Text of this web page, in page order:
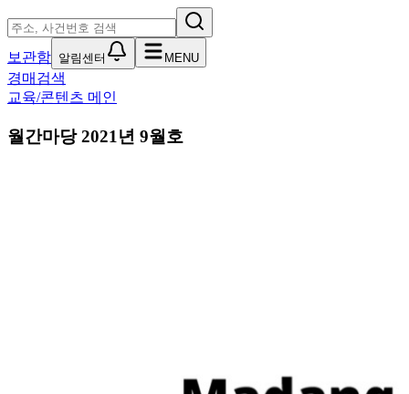
보관함 알림센터 MENU
경매검색
교육/콘텐츠 메인
월간마당 2021년 9월호